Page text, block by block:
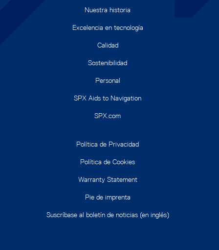
Nuestra historia
Excelencia en tecnología
Calidad
Sostenibilidad
Personal
SPX Aids to Navigation
SPX.com
Política de Privacidad
Política de Cookies
Warranty Statement
Pie de imprenta
Suscríbase al boletín de noticias (en inglés)